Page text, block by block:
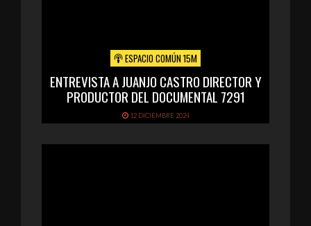
ESPACIO COMÚN 15M
ENTREVISTA A JUANJO CASTRO DIRECTOR Y
PRODUCTOR DEL DOCUMENTAL 7291
12 DICIEMBRE 2024